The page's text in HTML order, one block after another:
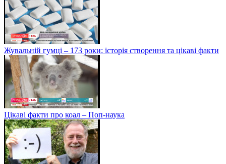
Жувальній гумці – 173 роки: історія створення та цікаві факти
Цікаві факти про коал – Поп-наука